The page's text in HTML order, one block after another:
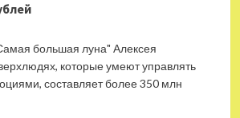
большая луна" Алексея
которые умеют управлять
составляет более 350 млн